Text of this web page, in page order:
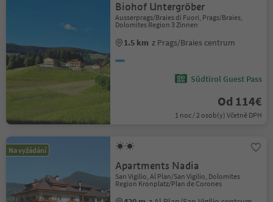
Biohof Untergröber
Ausserprags/Braies di Fuori, Prags/Braies,
Dolomites Region 3 Zinnen
1.5 km z Prags/Braies centrum
Südtirol Guest Pass
Od 114€
1 noc / 2 osob(y) Včetně DPH
Na vyžádání
Apartments Nadia
San Vigilio, Al Plan/San Vigilio, Dolomites
Region Kronplatz/Plan de Corones